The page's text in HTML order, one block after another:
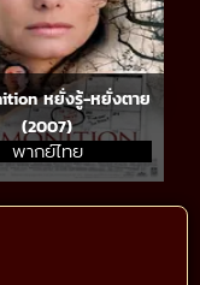
หยั่งรู้-หยั่งตาย
(2007)
พากย์ไทย